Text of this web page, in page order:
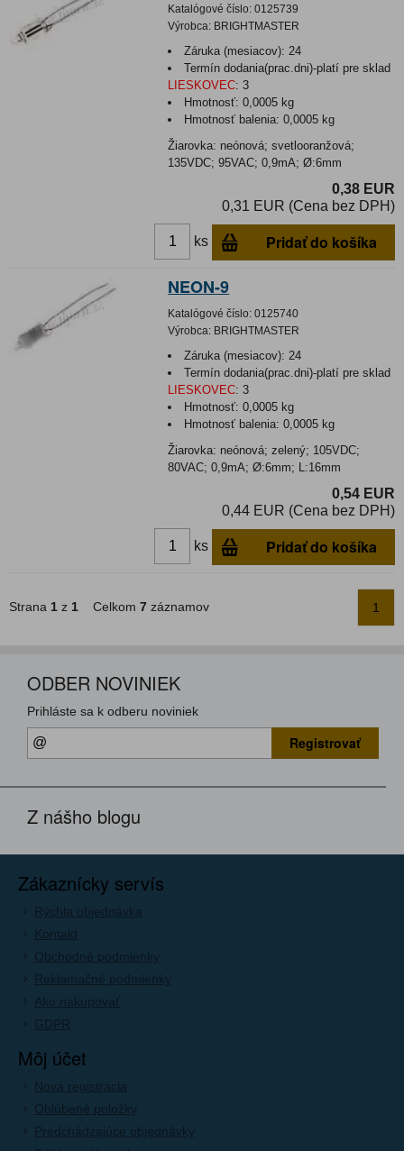
Katalógové číslo: 0125739
Výrobca: BRIGHTMASTER
Záruka (mesiacov): 24
Termín dodania(prac.dni)-platí pre sklad
LIESKOVEC: 3
Hmotnosť:0,0005 kg
Hmotnosť balenia:0,0005 kg
Žiarovka: neónová; svetlooranžová;
135VDC; 95VAC; 0,9mA; Ø:6mm
0,38 EUR
0,31 EUR (Cena bez DPH)
ks Pridať do košíka
NEON-9
Katalógové číslo: 0125740
Výrobca: BRIGHTMASTER
Záruka (mesiacov): 24
Termín dodania(prac.dni)-platí pre sklad
LIESKOVEC: 3
Hmotnosť:0,0005 kg
Hmotnosť balenia:0,0005 kg
Žiarovka: neónová; zelený; 105VDC;
80VAC; 0,9mA; Ø:6mm; L:16mm
0,54 EUR
0,44 EUR (Cena bez DPH)
ks Pridať do košíka
Strana 1 z 1 Celkom 7 záznamov 1
ODBER NOVINIEK
Prihláste sa k odberu noviniek
Registrovať
Z nášho blogu
Zákaznícky servís
Rýchla objednávka
Kontakt
Obchodné podmienky
Reklamačné podmienky
Ako nakupovať
GDPR
Môj účet
Nová registrácia
Oblúbené položky
Predchádzajúce objednávky